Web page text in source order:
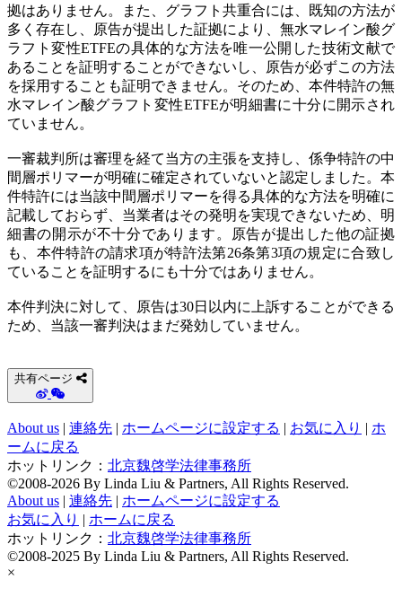
拠はありません。また、グラフト共重合には、既知の方法が
多く存在し、原告が提出した証拠により、無水マレイン酸グ
ラフト変性ETFEの具体的な方法を唯一公開した技術文献で
あることを証明することができないし、原告が必ずこの方法
を採用することも証明できません。そのため、本件特許の無
水マレイン酸グラフト変性ETFEが明細書に十分に開示され
ていません。
一審裁判所は審理を経て当方の主張を支持し、係争特許の中
間層ポリマーが明確に確定されていないと認定しました。本
件特許には当該中間層ポリマーを得る具体的な方法を明確に
記載しておらず、当業者はその発明を実現できないため、明
細書の開示が不十分であります。原告が提出した他の証拠
も、本件特許の請求項が特許法第26条第3項の規定に合致し
ていることを証明するにも十分ではありません。
本件判決に対して、原告は30日以内に上訴することができる
ため、当該一審判決はまだ発効していません。
共有ページ
About us | 連絡先 | ホームページに設定する | お気に入り | ホ
ームに戻る
ホットリンク： 北京魏啓学法律事務所
©2008-2026 By Linda Liu & Partners, All Rights Reserved.
About us | 連絡先 | ホームページに設定する
お気に入り | ホームに戻る
ホットリンク： 北京魏啓学法律事務所
©2008-2025 By Linda Liu & Partners, All Rights Reserved.
×